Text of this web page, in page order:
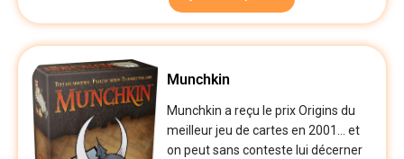
Munchkin
Munchkin a reçu le prix Origins du
meilleur jeu de cartes en 2001… et
on peut sans conteste lui décerner